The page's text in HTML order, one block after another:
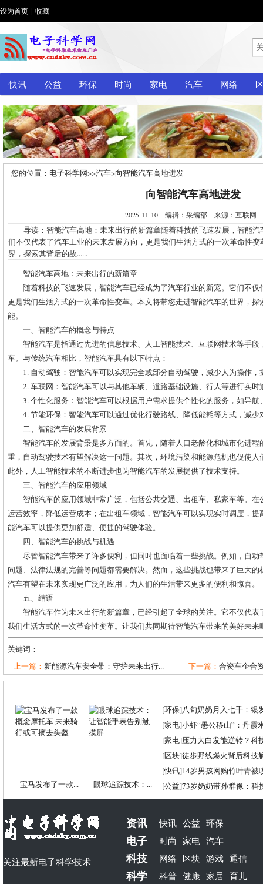
设为首页 收藏
快讯 公益 环保 时尚 家电 汽车 网络
您的位置： 电子科学网>>汽车>向智能汽车高地进发
向智能汽车高地进发
2025-11-10 编辑：采编部 来源：互联网
导读：智能汽车高地：未来出行的新篇章随着科技的飞速发展，智能汽
们不仅代表了汽车工业的未来发展方向，更是我们生活方式的一次革命性
界，探索其背后的故......
智能汽车高地：未来出行的新篇章
随着科技的飞速发展，智能汽车已经成为了汽车行业的新宠。它们不
更是我们生活方式的一次革命性变革。本文将带您走进智能汽车的世界，
能。
一、智能汽车的概念与特点
智能汽车是指通过先进的信息技术、人工智能技术、互联网技术等手
车。与传统汽车相比，智能汽车具有以下特点：
1. 自动驾驶：智能汽车可以实现完全或部分自动驾驶，减少人为操作，
2. 车联网：智能汽车可以与其他车辆、道路基础设施、行人等进行实
3. 个性化服务：智能汽车可以根据用户需求提供个性化的服务，如导航
4. 节能环保：智能汽车可以通过优化行驶路线、降低能耗等方式，减少
二、智能汽车的发展背景
智能汽车的发展背景是多方面的。首先，随着人口老龄化和城市化进
重，自动驾驶技术有望解决这一问题。其次，环境污染和能源危机也促使
此外，人工智能技术的不断进步也为智能汽车的发展提供了技术支持。
三、智能汽车的应用领域
智能汽车的应用领域非常广泛，包括公共交通、出租车、私家车等。
运营效率，降低运营成本；在出租车领域，智能汽车可以实现实时调度，
能汽车可以提供更加舒适、便捷的驾驶体验。
四、智能汽车的挑战与机遇
尽管智能汽车带来了许多便利，但同时也面临着一些挑战。例如，自
问题、法律法规的完善等问题都需要解决。然而，这些挑战也带来了巨大
汽车有望在未来实现更广泛的应用，为人们的生活带来更多的便利和惊喜。
五、结语
智能汽车作为未来出行的新篇章，已经引起了全球的关注。它不仅代
我们生活方式的一次革命性变革。让我们共同期待智能汽车带来的美好未来
关键词：
上一篇： 新能源汽车安全带：守护未来出行... 下一篇： 合资车企合
宝马发布了一款... 眼球追踪技术：...
[环保]八旬奶奶月入七千：银
[家电]小虾“愚公移山”：丹霞
[家电]压力大白发能逆转？科
[区块]徒步野线爆火背后科技
[快讯]14岁男孩网购竹叶青被
[公益]73岁奶奶带孙群像：科
关注最新电子科学技术
资讯 快讯 公益 环保
电子 时尚 家电 汽车
科技 网络 区块 游戏 通信
科学 科普 健康 家居 育儿